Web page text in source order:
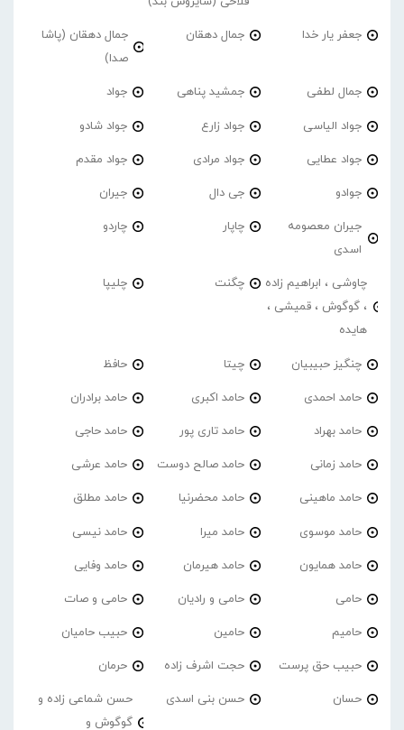
جعفر یار خدا جمال دهقان
جمال دهقان (پاشا
صدا)
جمال لطفی جمشید پناهی جواد
جواد الیاسی جواد زارع جواد شادو
جواد عطایی جواد مرادی جواد مقدم
جوادو جی دال جیران
جیران معصومه
اسدی
چاپار چاردو
چاوشی ، ابراهیم زاده
، گوگوش ، قمیشی ،
هایده
چگنت چلیپا
چنگیز حبیبیان چیتا حافظ
حامد احمدی حامد اکبری حامد برادران
حامد بهراد حامد تاری پور حامد حاجی
حامد زمانی حامد صالح دوست حامد عرشی
حامد ماهینی حامد محضرنیا حامد مطلق
حامد موسوی حامد میرا حامد نیسی
حامد همایون حامد هیرمان حامد وفایی
حامی حامی و رادیان حامی و صات
حامیم حامین حبیب حامیان
حبیب حق پرست حجت اشرف زاده حرمان
حسان حسن بنی اسدی
حسن شماعی زاده و
گوگوش و